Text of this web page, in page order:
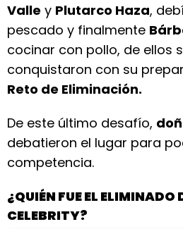
Valle y Plutarco Haza,
pescado y finalmente
cocinar con pollo, de ellos
conquistaron con su
Reto de Eliminación.
De este último desafío,
debatieron el lugar para
competencia.
¿QUIÉN FUE EL ELIMINADO
CELEBRITY?